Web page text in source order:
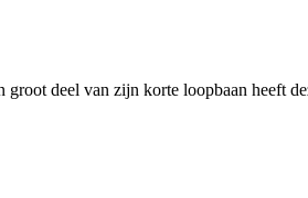
deel van zijn korte loopbaan heeft